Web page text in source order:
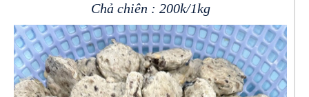
Chả chiên : 200k/1kg